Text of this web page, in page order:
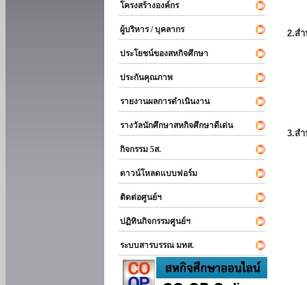
โครงสร้างองค์กร
ผู้บริหาร / บุคลากร
ประโยชน์ของสหกิจศึกษา
ประกันคุณภาพ
รายงานผลการดำเนินงาน
รางวัลนักศึกษาสหกิจศึกษาดีเด่น
กิจกรรม 5ส.
ดาวน์โหลดแบบฟอร์ม
ติดต่อศูนย์ฯ
ปฏิทินกิจกรรมศูนย์ฯ
ระบบสารบรรณ มทส.
2.ส
3.ส